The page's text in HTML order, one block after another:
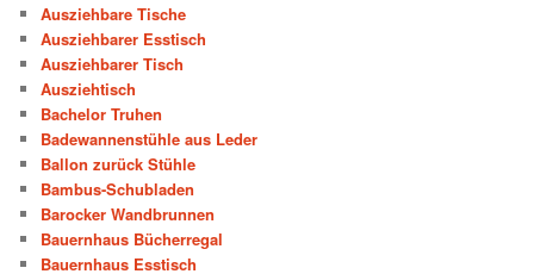
Ausziehbare Tische
Ausziehbarer Esstisch
Ausziehbarer Tisch
Ausziehtisch
Bachelor Truhen
Badewannenstühle aus Leder
Ballon zurück Stühle
Bambus-Schubladen
Barocker Wandbrunnen
Bauernhaus Bücherregal
Bauernhaus Esstisch